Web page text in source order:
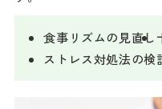
食事リズムの見直し
ストレス対処法の検